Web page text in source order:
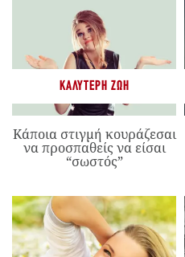
ΚΑΛΎΤΕΡΗ ΖΩΉ
Κάποια στιγμή κουράζεσαι
να προσπαθείς να είσαι
“σωστός”